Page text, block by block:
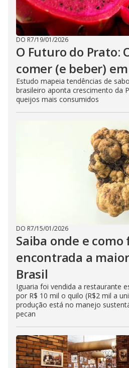
DO R7/19/01/2026
O Futuro do Prato:
comer (e beber)
Estudo mapeia tendências de
brasileiro aponta crescimento da
queijos mais consumidos
DO R7/15/01/2026
Saiba onde e como
encontrada a
Brasil
Iguaria foi vendida a restaurante
por R$ 10 mil o quilo (R$2 mil a
produção está no manejo
pecan